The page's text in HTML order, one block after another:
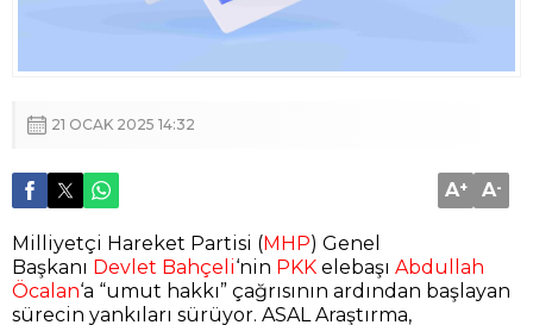
21 OCAK 2025 14:32
A+ A-
Milliyetçi Hareket Partisi (MHP) Genel
Başkanı Devlet Bahçeli‘nin PKK elebaşı Abdullah
Öcalan‘a “umut hakkı” çağrısının ardından başlayan
sürecin yankıları sürüyor. ASAL Araştırma,